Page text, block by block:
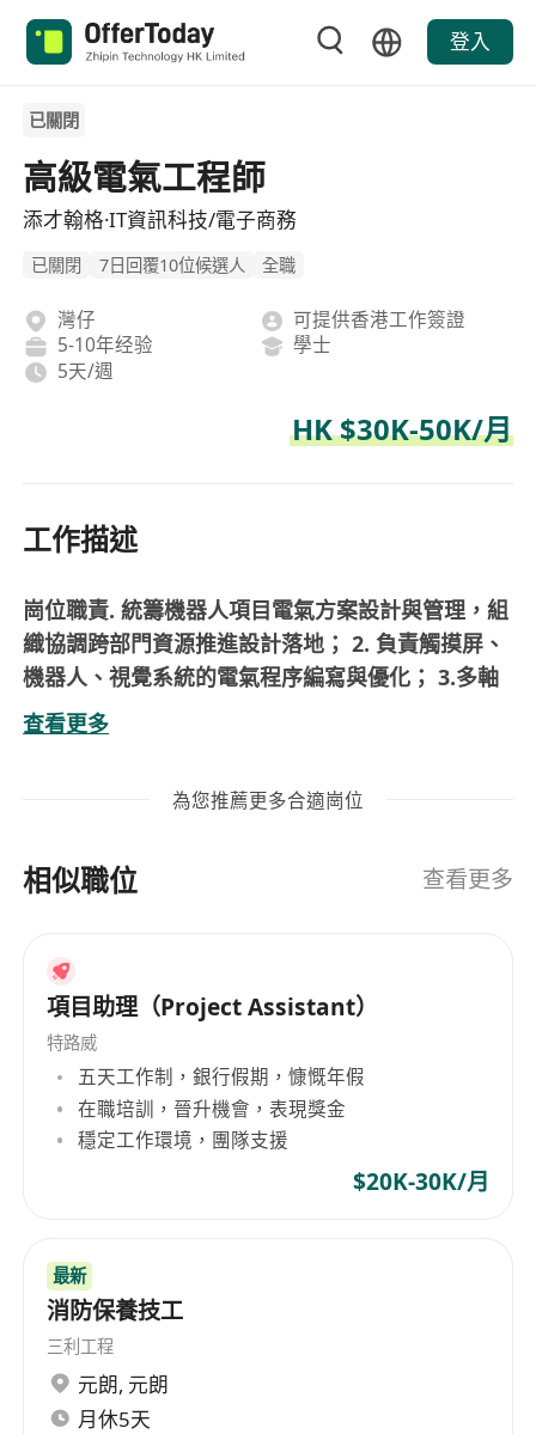
登入
已關閉
高級電氣工程師
添才翰格·IT資訊科技/電子商務
已關閉 7日回覆10位候選人 全職
灣仔
可提供香港工作簽證
5-10年经验
學士
5天/週
HK $30K-50K/月
工作描述
崗位職責. 統籌機器人項目電氣方案設計與管理，組
織協調跨部門資源推進設計落地； 2. 負責觸摸屏、
機器人、視覺系統的電氣程序編寫與優化； 3.多軸
運動控制，主導電選型，負責伺服 / 步進電機的控
制與調試工作； 4. 參與新設備開發全流程，制定電
供應商管理，覆蓋設計評審、加工生產、調試驗收
終交付的全周期管理；
動化設備研發設計經驗，能獨立完成全流程電氣研
發工作； 3、熟悉主流品牌PLC(Omron, 西門子
菱，，至少熟悉一種)的使用與維護，熟悉
IEC61131-3標準的程語言(ST和梯形圖優先)，能夠
獨立完成PLC程序的優化與升級； 4、精通至少一種
品牌機器人編程（庫卡 /UC/ 新松 /玄），實際項目
落地經驗； 5、熟練PLANCAD 等電氣製件，能獨
好的品格和素養； 7、有建築機器人電氣設計相關
經驗者優先，熟悉氣安全規範、具備粵語 /溝通能力
者優先。
查看更多
為您推薦更多合適崗位
相似職位 查看更多
項目助理（Project Assistant）
特路威
五天工作制，銀行假期，慷慨年假
在職培訓，晉升機會，表現獎金
穩定工作環境，團隊支援
$20K-30K/月
最新
消防保養技工
三利工程
元朗, 元朗
月休5天